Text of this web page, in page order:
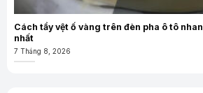
Cách tẩy vệt ố vàng trên đèn pha ô tô
nhất
7 Tháng 8, 2026